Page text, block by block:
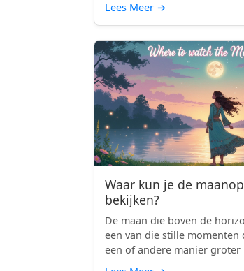
Lees Meer →
Waar kun je de
bekijken?
De maan die boven de
een van die stille momenten
een of andere manier groter